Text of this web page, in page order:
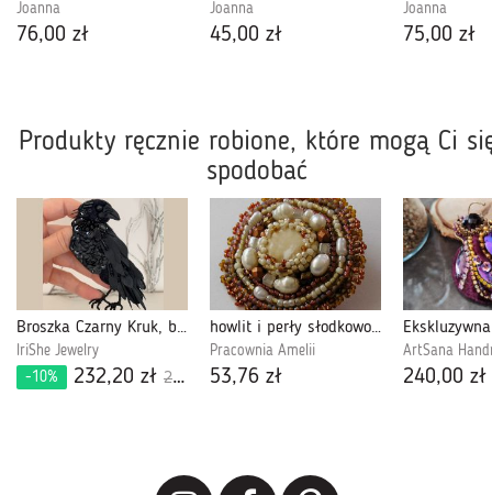
Joanna
76,00 zł
Joanna
45,00 zł
Joanna
75,00 zł
Produkty ręcznie robione, które mogą Ci
spodobać
Broszka Czarny Kruk, biżuteria autorska
IriShe Jewelry
-10%
232,20 zł 258,00 zł
howlit i perły słodkowodne
Pracownia Amelii
53,76 zł
ArtSana
240,00 zł